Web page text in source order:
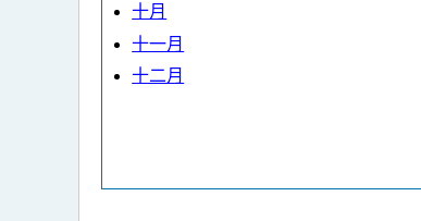
十月
十一月
十二月